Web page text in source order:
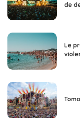
de
Le